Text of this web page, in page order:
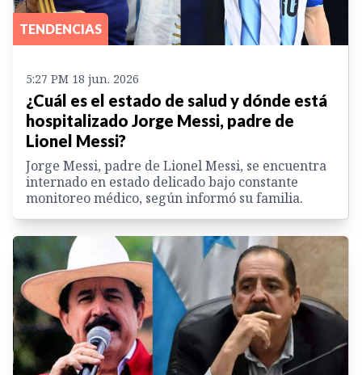
TENDENCIAS
5:27 PM 18 jun. 2026
¿Cuál es el estado de salud y dónde está
hospitalizado Jorge Messi, padre de
Lionel Messi?
Jorge Messi, padre de Lionel Messi, se encuentra
internado en estado delicado bajo constante
monitoreo médico, según informó su familia.